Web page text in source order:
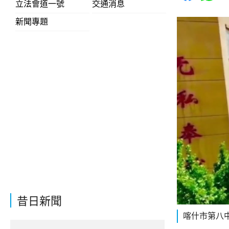
立法會道一號
交通消息
新聞專題
昔日新聞
喀什市第八